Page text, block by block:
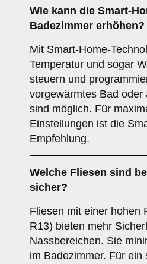
Wie kann die Smart-
Badezimmer erhöhen?
Mit Smart-Home-
Temperatur und sogar
steuern und
vorgewärmtes Bad
sind möglich. Für
Einstellungen ist die
Empfehlung.
Welche Fliesen sind
sicher?
Fliesen mit einer hohen
R13) bieten mehr
Nassbereichen. Sie
im Badezimmer. Für